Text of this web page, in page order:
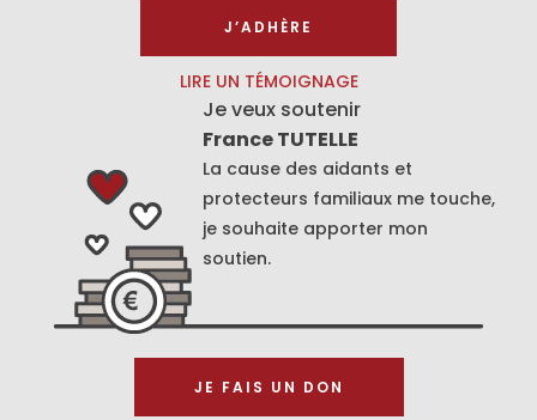
J’ADHÈRE
LIRE UN TÉMOIGNAGE
Je veux soutenir
France TUTELLE
La cause des aidants et
protecteurs familiaux me touche,
je souhaite apporter mon
soutien.
JE FAIS UN DON